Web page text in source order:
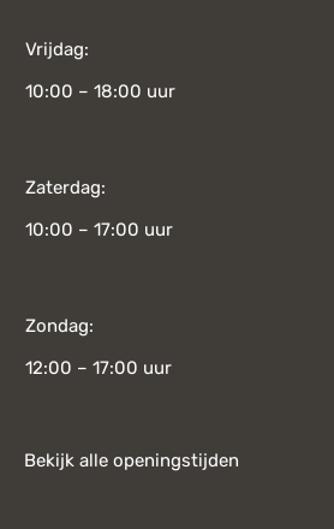
Vrijdag:
10:00 – 18:00 uur
Zaterdag:
10:00 – 17:00 uur
Zondag:
12:00 – 17:00 uur
Bekijk alle openingstijden